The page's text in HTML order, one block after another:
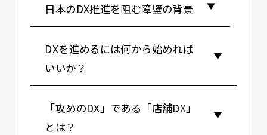
日本のDX推進を阻む障壁の背景
DXを進めるには何から始めれば
いいか？
「攻めのDX」である「店舗DX」
とは？